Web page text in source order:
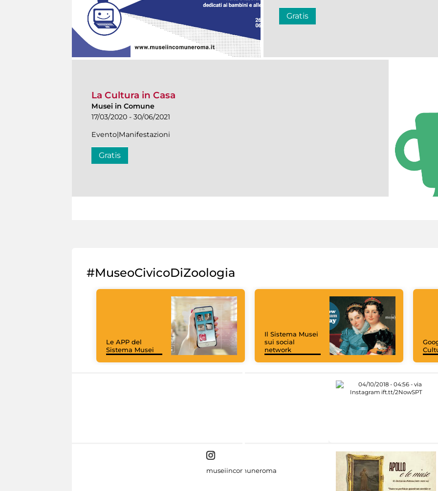
Gratis
La Cultura in Casa
Musei in Comune
17/03/2020 - 30/06/2021
Evento|Manifestazioni
Gratis
#MuseoCivicoDiZoologia
Le APP del
Sistema Musei
Il Sistema Musei
sui social
network
museiincomuneroma